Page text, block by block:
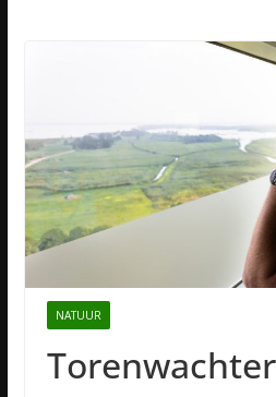
NATUUR